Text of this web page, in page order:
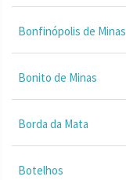
Bonfinópolis de Minas
Bonito de Minas
Borda da Mata
Botelhos